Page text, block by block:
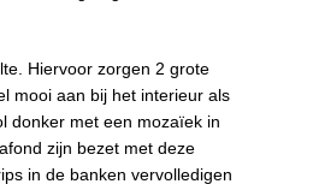
Hiervoor zorgen 2 grote
mooi aan bij het interieur als
donker met een mozaïek in
zijn bezet met deze
in de banken vervolledigen